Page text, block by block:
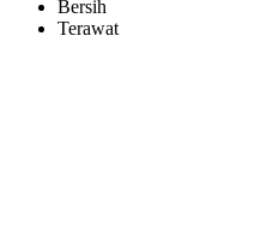
Bersih
Terawat